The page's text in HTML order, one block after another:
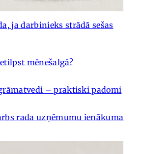
ja darbinieks strādā sešas
mēnešalgā?
– praktiski padomi
rada uzņēmumu ienākuma